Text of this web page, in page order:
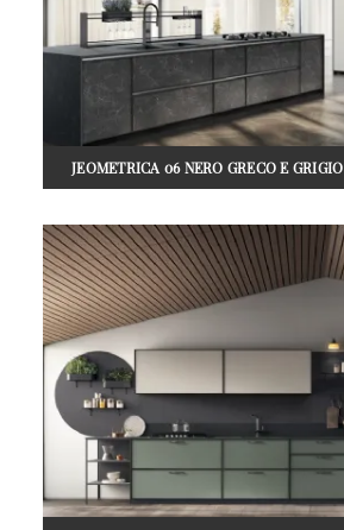
JEOMETRICA 06 NERO GRECO E GRIGIO